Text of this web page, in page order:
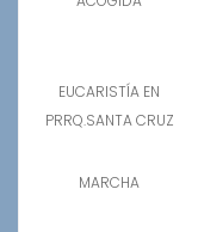
EUCARISTÍA EN
PRRQ.SANTA CRUZ
MARCHA